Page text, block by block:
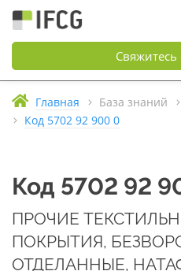
Главная База знаний
Код 5702 92 900 0
Код 5702 92
ПРОЧИЕ
ПОКРЫТИЯ,
ОТДЕЛАННЫЕ,